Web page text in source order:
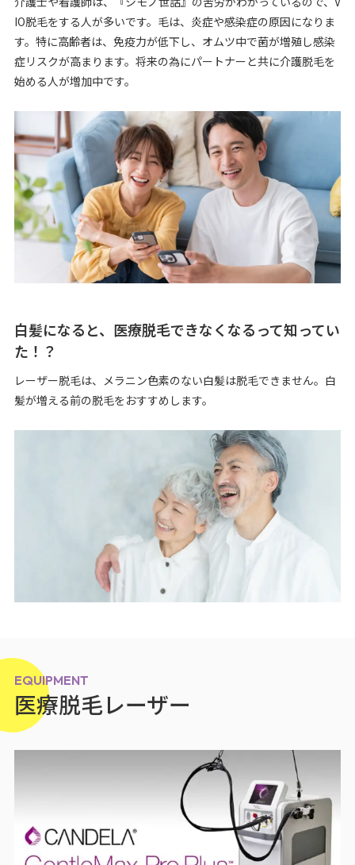
IO脱毛をする人が多いです。毛は、炎症や感染症の原因になりま
す。特に高齢者は、免疫力が低下し、オムツ中で菌が増殖し感染
症リスクが高まります。将来の為にパートナーと共に介護脱毛を
始める人が増加中です。
白髪になると、医療脱毛できなくなるって知ってい
た！？
レーザー脱毛は、メラニン色素のない白髪は脱毛できません。白
髪が増える前の脱毛をおすすめします。
EQUIPMENT
医療脱毛レーザー